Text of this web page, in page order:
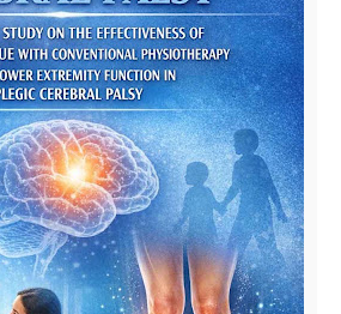
വായിക്കുന്നത്
നമ്മുടെ ഉള്ളില്‍ ജ്വലിക്കുന്ന